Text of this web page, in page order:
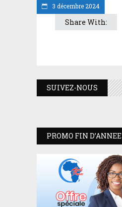
3 décembre 2024
Share With:
SUIVEZ-NOUS
PROMO FIN D’ANNEE